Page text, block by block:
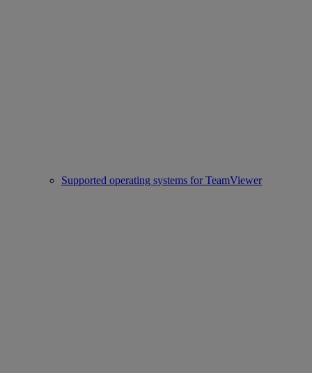
Supported operating systems for TeamViewer